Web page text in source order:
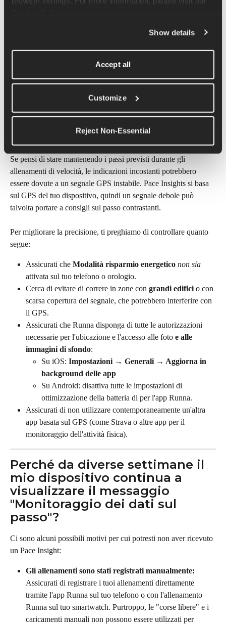
Show details
Accept all
Customize
Reject Non-Essential
Per aggiornare manualmente i tuoi passi nell'app Runna:
Scorri verso il basso fino a Tempo stimato di gara
Ti consigliamo di modificare il tempo stimato per la gara su
20-30 secondi alla volta per evitare di apportare modifiche
troppo drastiche ai tuoi passi target in poco tempo.
Perché i consigli sul passo
sono incoerenti?
Se pensi di stare mantenendo i passi previsti durante gli
allenamenti di velocità, le indicazioni incostanti potrebbero
essere dovute a un segnale GPS instabile. Pace Insights si basa
sul GPS del tuo dispositivo, quindi un segnale debole può
talvolta portare a consigli sul passo contrastanti.
Per migliorare la precisione, ti preghiamo di controllare quanto
segue:
Assicurati che Modalità risparmio energetico non sia
attivata sul tuo telefono o orologio.
Cerca di evitare di correre in zone con grandi edifici o con
scarsa copertura del segnale, che potrebbero interferire con
il GPS.
Assicurati che Runna disponga di tutte le autorizzazioni
necessarie per l'ubicazione e l'accesso alle foto e alle
immagini di sfondo:
Su iOS: Impostazioni → Generali → Aggiorna in
background delle app
Su Android: disattiva tutte le impostazioni di
ottimizzazione della batteria di per l'app Runna.
Assicurati di non utilizzare contemporaneamente un'altra
app basata sul GPS (come Strava o altre app per il
monitoraggio dell'attività fisica).
Perché da diverse settimane il
mio dispositivo continua a
visualizzare il messaggio
"Monitoraggio dei dati sul
passo"?
Ci sono alcuni possibili motivi per cui potresti non aver ricevuto
un Pace Insight:
Gli allenamenti sono stati registrati manualmente:
Assicurati di registrare i tuoi allenamenti direttamente
tramite l'app Runna sul tuo telefono o con l'allenamento
Runna sul tuo smartwatch. Purtroppo, le "corse libere" e i
caricamenti manuali non possono essere utilizzati per